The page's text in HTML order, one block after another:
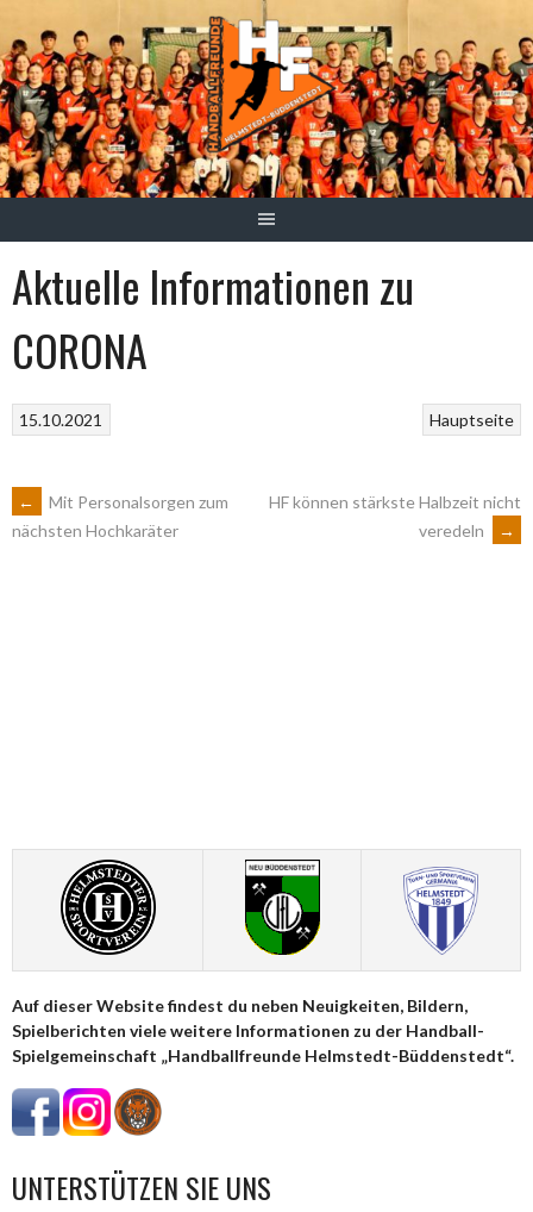
zum
Inhalt
Aktuelle Informationen zu
CORONA
Hauptseite
15.10.2021
ARTIKEL-
←
Mit Personalsorgen zum
nächsten Hochkaräter
HF können stärkste Halbzeit nicht
veredeln
→
Auf dieser Website findest du neben Neuigkeiten, Bildern,
Spielberichten viele weitere Informationen zu der Handball-
Spielgemeinschaft „Handballfreunde Helmstedt-Büddenstedt“.
UNTERSTÜTZEN SIE UNS